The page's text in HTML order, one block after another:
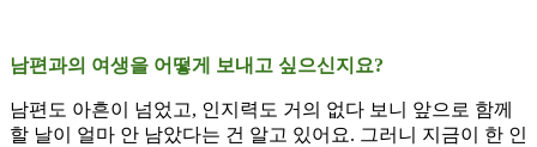
남편과의 여생을 어떻게 보내고 싶으신지요?
남편도 아흔이 넘었고, 인지력도 거의 없다 보니 앞으로 함께
할 날이 얼마 안 남았다는 건 알고 있어요. 그러니 지금이 한 인